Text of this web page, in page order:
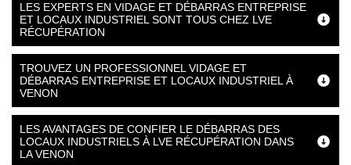
LES EXPERTS EN VIDAGE ET DÉBARRAS ENTREPRISE
ET LOCAUX INDUSTRIEL SONT TOUS CHEZ LVE
RÉCUPÉRATION
TROUVEZ UN PROFESSIONNEL VIDAGE ET
DÉBARRAS ENTREPRISE ET LOCAUX INDUSTRIEL À
VENON
LES AVANTAGES DE CONFIER LE DÉBARRAS DES
LOCAUX INDUSTRIELS À LVE RÉCUPÉRATION DANS
LA VENON